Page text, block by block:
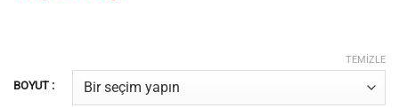
BOYUT :
TEMIZLE